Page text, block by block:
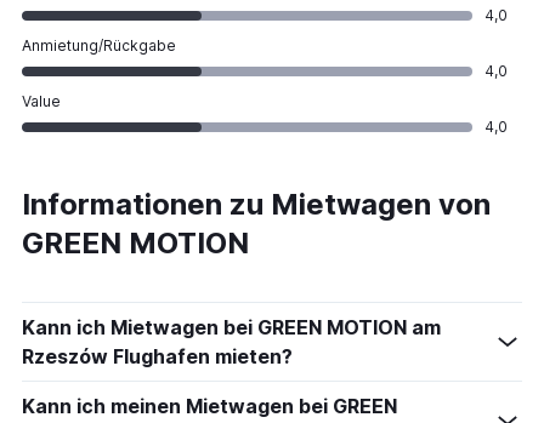
4,0
Anmietung/Rückgabe
4,0
Value
4,0
Informationen zu Mietwagen von
GREEN MOTION
Kann ich Mietwagen bei GREEN MOTION am
Rzeszów Flughafen mieten?
Kann ich meinen Mietwagen bei GREEN